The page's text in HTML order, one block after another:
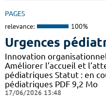
PAGES
relevance: 100%
Urgences
Innovation
Améliorer l’accueil et
pédiatriques Statut : en
pédiatriques PDF 9,2 Mo
17/06/2026 13:48